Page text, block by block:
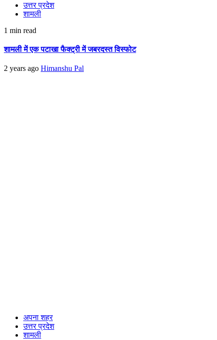
उत्तर प्रदेश
शामली
1 min read
शामली में एक पटाखा फैक्ट्री में जबरदस्त विस्फोट
2 years ago Himanshu Pal
अपना शहर
उत्तर प्रदेश
शामली